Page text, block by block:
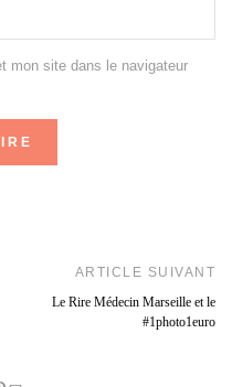
mon site dans le navigateur
ARTICLE SUIVANT
Le Rire Médecin Marseille et le
#1photo1euro